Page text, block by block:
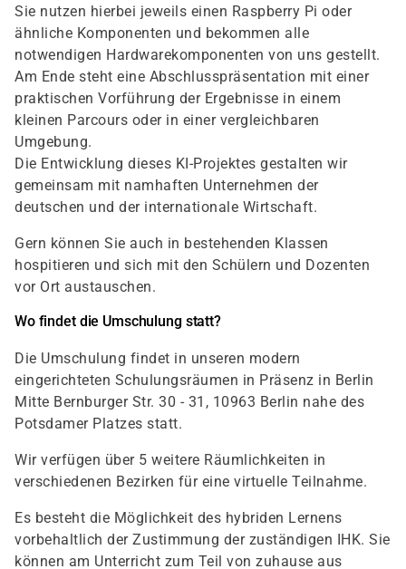
Sie nutzen hierbei jeweils einen Raspberry Pi oder
ähnliche Komponenten und bekommen alle
notwendigen Hardwarekomponenten von uns gestellt.
Am Ende steht eine Abschlusspräsentation mit einer
praktischen Vorführung der Ergebnisse in einem
kleinen Parcours oder in einer vergleichbaren
Umgebung.
Die Entwicklung dieses KI-Projektes gestalten wir
gemeinsam mit namhaften Unternehmen der
deutschen und der internationale Wirtschaft.
Gern können Sie auch in bestehenden Klassen
hospitieren und sich mit den Schülern und Dozenten
vor Ort austauschen.
Wo findet die Umschulung statt?
Die Umschulung findet in unseren modern
eingerichteten Schulungsräumen in Präsenz in Berlin
Mitte Bernburger Str. 30 - 31, 10963 Berlin nahe des
Potsdamer Platzes statt.
Wir verfügen über 5 weitere Räumlichkeiten in
verschiedenen Bezirken für eine virtuelle Teilnahme.
Es besteht die Möglichkeit des hybriden Lernens
vorbehaltlich der Zustimmung der zuständigen IHK. Sie
können am Unterricht zum Teil von zuhause aus